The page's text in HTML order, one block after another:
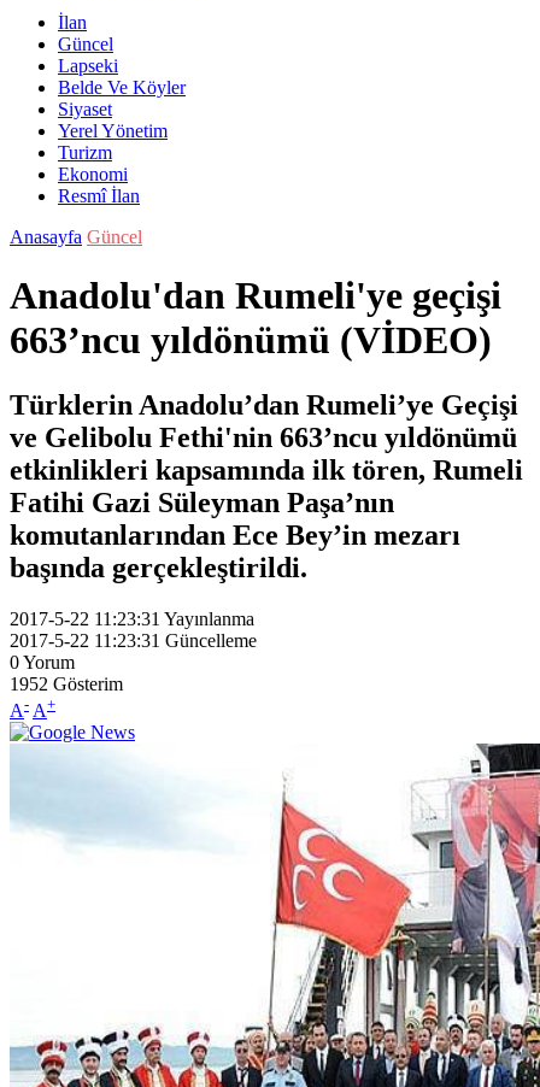
İlan
Güncel
Lapseki
Belde Ve Köyler
Siyaset
Yerel Yönetim
Turizm
Ekonomi
Resmî İlan
Anasayfa Güncel
Anadolu'dan Rumeli'ye geçişi
663’ncu yıldönümü (VİDEO)
Türklerin Anadolu’dan Rumeli’ye Geçişi
ve Gelibolu Fethi'nin 663’ncu yıldönümü
etkinlikleri kapsamında ilk tören, Rumeli
Fatihi Gazi Süleyman Paşa’nın
komutanlarından Ece Bey’in mezarı
başında gerçekleştirildi.
2017-5-22 11:23:31 Yayınlanma
2017-5-22 11:23:31 Güncelleme
0Yorum
1952 Gösterim
A- A+